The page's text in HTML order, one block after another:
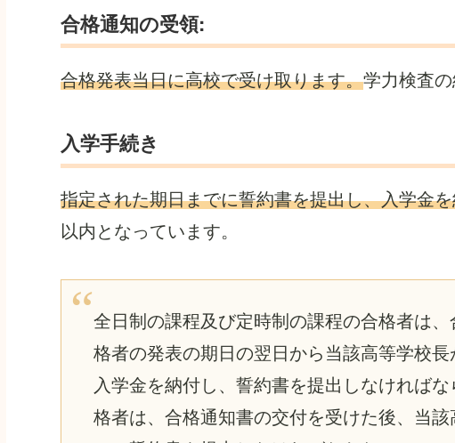
合格通知の受領:
合格発表当日に高校で受け取ります。学力検査の
入学手続き
指定された期日までに誓約書を提出し、入学金
以内となっています。
全日制の課程及び定時制の課程の合格者は
格者の発表の期日の翌日から当該高等学校
入学金を納付し、誓約書を提出しなければ
格者は、合格通知書の交付を受けた後、当